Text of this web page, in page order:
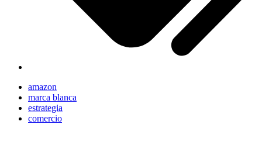
amazon
marca blanca
estrategia
comercio